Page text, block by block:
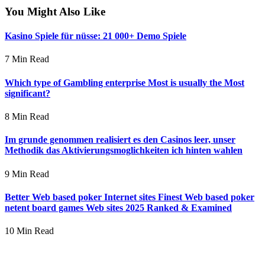
You Might Also Like
Kasino Spiele für nüsse: 21 000+ Demo Spiele
7 Min Read
Which type of Gambling enterprise Most is usually the Most
significant?
8 Min Read
Im grunde genommen realisiert es den Casinos leer, unser
Methodik das Aktivierungsmoglichkeiten ich hinten wahlen
9 Min Read
Better Web based poker Internet sites Finest Web based poker
netent board games Web sites 2025 Ranked & Examined
10 Min Read